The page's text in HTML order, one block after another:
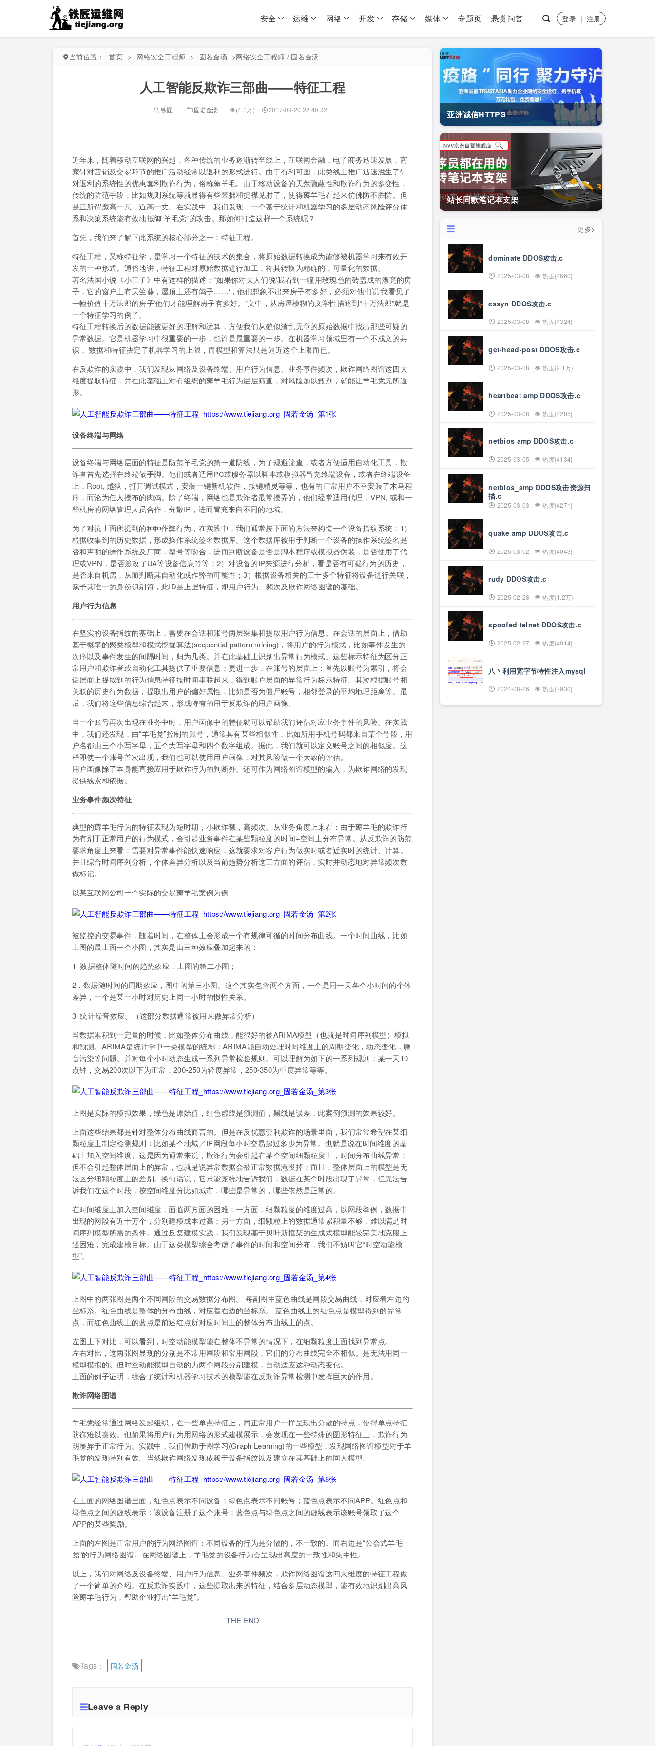
安全 运维 网络 开发 存储 媒体 专题页 悬赏问答 登录 | 注册
当前位置： 首页 > 网络安全工程师 > 固若金汤 >网络安全工程师 / 固若金汤
人工智能反欺诈三部曲——特征工程
铁匠 固若金汤 (4.1万) 2017-03-20 22:40:32
近年来，随着移动互联网的兴起，各种传统的业务逐渐转至线上，互联网金融，电子商务迅速发展，商
家针对营销及交易环节的推广活动经常以返利的形式进行。由于有利可图，此类线上推广迅速滋生了针
对返利的系统性的优惠套利欺诈行为，俗称薅羊毛。由于移动设备的天然隐蔽性和欺诈行为的多变性，
传统的防范手段，比如规则系统等就显得有些笨拙和捉襟见肘了，使得薅羊毛看起来仿佛防不胜防。但
是正所谓魔高一尺，道高一丈。在实践中，我们发现，一个基于统计和机器学习的多层动态风险评分体
系和决策系统能有效地抵御“羊毛党”的攻击。那如何打造这样一个系统呢？
首先，我们来了解下此系统的核心部分之一：特征工程。
特征工程，又称特征学，是学习一个特征的技术的集合，将原始数据转换成为能够被机器学习来有效开
发的一种形式。通俗地讲，特征工程对原始数据进行加工，将其转换为精确的，可量化的数据。
著名法国小说《小王子》中有这样的描述：“如果你对大人们说‘我看到一幢用玫瑰色的砖盖成的漂亮的房
子，它的窗户上有天竺葵，屋顶上还有鸽子……‘，他们想象不出来房子有多好，必须对他们说‘我看见了
一幢价值十万法郎的房子’他们才能理解房子有多好。”文中，从房屋模糊的文学性描述到“十万法郎”就是
一个特征学习的例子。
特征工程转换后的数据能被更好的理解和运算，方便我们从貌似渣乱无章的原始数据中找出那些可疑的
异常数据。它是机器学习中很重要的一步，也许是最重要的一步。在机器学习领域里有一个不成文的共
识， 数据和特征决定了机器学习的上限，而模型和算法只是逼近这个上限而已。
在反欺诈的实践中，我们发现从网络及设备终端、用户行为信息、业务事件频次，欺诈网络图谱这四大
维度提取特征，并在此基础上对有组织的薅羊毛行为层层筛查，对风险加以甄别，就能让羊毛党无所遁
形。
设备终端与网络
设备终端与网络层面的特征是防范羊毛党的第一道防线，为了规避筛查，或者方便适用自动化工具，欺
诈者首先选择在终端做手脚。他们或者适用PC或服务器以脚本或模拟器冒充终端设备，或者在终端设备
上，Root, 越狱，打开调试模式，安装一键新机软件，按键精灵等等，也有的正常用户不幸安装了木马程
序，而沦为任人摆布的肉鸡。除了终端，网络也是欺诈者最常摆弄的，他们经常适用代理，VPN, 或和一
些机房的网络管理人员合作，分散IP，进而冒充来自不同的地域。
为了对抗上面所提到的种种作弊行为，在实践中，我们通常按下面的方法来构造一个设备指纹系统：1）
根据收集到的历史数据，形成操作系统签名数据库。这个数据库被用于判断一个设备的操作系统签名是
否和声明的操作系统及厂商，型号等吻合，进而判断设备是否是脚本程序或模拟器伪装，是否使用了代
理或VPN，是否篡改了UA等设备信息等等；2）对设备的IP来源进行分析，看是否有可疑行为的历史，
是否来自机房，从而判断其自动化或作弊的可能性；3）根据设备相关的三十多个特征将设备进行关联，
赋予其唯一的身份识别符，此ID是上层特征，即用户行为、频次及欺诈网络图谱的基础。
用户行为信息
在坚实的设备指纹的基础上，需要在会话和账号两层采集和提取用户行为信息。在会话的层面上，借助
基于概率的聚类模型和模式挖掘算法(sequential pattern mining)，将用户的行为模式，比如事件发生的
次序以及事件发生的间隔时间，归为几类。并在此基础上识别出异常行为模式。这些标示特征为区分正
常用户和欺诈者或自动化工具提供了重要信息；更进一步，在账号的层面上：首先以账号为索引，将会
话层面上提取到的行为信息特征按时间串联起来，得到账户层面的异常行为标示特征。其次根据账号相
关联的历史行为数据，提取出用户的偏好属性，比如是否为僵尸账号，相邻登录的平均地理距离等。最
后，我们将这些信息综合起来，形成特有的用于反欺诈的用户画像。
当一个账号再次出现在业务中时，用户画像中的特征就可以帮助我们评估对应业务事件的风险。在实践
中，我们还发现，由“羊毛党”控制的账号，通常具有某些相似性，比如所用手机号码都来自某个号段，用
户名都由三个小写字母，五个大写字母和四个数字组成。据此，我们就可以定义账号之间的相似度。这
样即使一个账号首次出现，我们也可以使用用户画像，对其风险做一个大致的评估。
用户画像除了本身能直接应用于欺诈行为的判断外。还可作为网络图谱模型的输入，为欺诈网络的发现
提供线索和依据。
业务事件频次特征
典型的薅羊毛行为的特征表现为短时期，小欺诈额，高频次。从业务角度上来看：由于薅羊毛的欺诈行
为有别于正常用户的行为模式，会引起业务事件在某些颗粒度的时间+空间上分布异常。从反欺诈的防范
要求角度上来看：需要对异常事件能快速响应，这就要求对客户行为做实时或者近实时的统计、计算。
并且综合时间序列分析，个体差异分析以及当前趋势分析这三方面的评估，实时并动态地对异常频次数
做标记。
以某互联网公司一个实际的交易薅羊毛案例为例
被监控的交易事件，随着时间，在整体上会形成一个有规律可循的时间分布曲线。一个时间曲线，比如
上图的最上面一个小图，其实是由三种效应叠加起来的：
1. 数据整体随时间的趋势效应，上图的第二小图；
2．数据随时间的周期效应，图中的第三小图。这个其实包含两个方面，一个是同一天各个小时间的个体
差异，一个是某一小时对历史上同一小时的惯性关系。
3. 统计噪音效应。（这部分数据通常被用来做异常分析）
当数据累积到一定量的时候，比如整体分布曲线，能很好的被ARIMA模型（也就是时间序列模型）模拟
和预测。ARIMA是统计学中一类模型的统称；ARIMA能自动处理时间维度上的周期变化，动态变化，噪
音污染等问题。并对每个小时动态生成一系列异常检验规则。可以理解为如下的一系列规则：某一天10
点钟，交易200次以下为正常，200-250为轻度异常，250-350为重度异常等等。
上图是实际的模拟效果，绿色是原始值，红色虚线是预测值，黑线是误差，此案例预测的效果较好。
上面这些结果都是针对整体分布曲线而言的。但是在反优惠套利欺诈的场景里面，我们常常希望在某细
颗粒度上制定检测规则：比如某个地域／IP网段每小时交易超过多少为异常。也就是说在时间维度的基
础上加入空间维度。这是因为通常来说，欺诈行为会引起在某个空间细颗粒度上，时间分布曲线异常；
但不会引起整体层面上的异常，也就是说异常数据会被正常数据淹没掉；而且，整体层面上的模型是无
法区分细颗粒度上的差别。换句话说，它只能笼统地告诉我们，数据在某个时段出现了异常，但无法告
诉我们在这个时段，按空间维度分比如城市，哪些是异常的，哪些依然是正常的。
在时间维度上加入空间维度，面临两方面的困难：一方面，细颗粒度的维度过高，以网段举例，数据中
出现的网段有近十万个，分别建模成本过高；另一方面，细颗粒上的数据通常累积量不够，难以满足时
间序列模型所需的条件。通过反复建模实践，我们发现基于贝叶斯框架的生成式模型能较完美地克服上
述困难，完成建模目标。由于这类模型综合考虑了事件的时间和空间分布，我们不妨叫它“时空动能模
型”。
上图中的两张图是两个不同网段的交易数据分布图。 每副图中蓝色曲线是网段交易曲线，对应着左边的
坐标系。红色曲线是整体的分布曲线，对应着右边的坐标系。 蓝色曲线上的红色点是模型得到的异常
点，而红色曲线上的蓝点是前述红点所对应时间上的整体分布曲线上的点。
左图上下对比，可以看到，时空动能模型能在整体不异常的情况下，在细颗粒度上面找到异常点。
左右对比，这两张图显现的分别是不常用网段和常用网段，它们的分布曲线完全不相似。是无法用同一
模型模拟的。但时空动能模型自动的为两个网段分别建模，自动适应这种动态变化。
上面的例子证明，综合了统计和机器学习技术的模型能在反欺诈异常检测中发挥巨大的作用。
欺诈网络图谱
羊毛党经常通过网络发起组织，在一些单点特征上，同正常用户一样呈现出分散的特点，使得单点特征
防御难以奏效。但如果将用户行为用网络的形式建模展示，会发现在一些特殊的图形特征上，欺诈行为
明显异于正常行为。实践中，我们借助于图学习(Graph Learning)的一些模型，发现网络图谱模型对于羊
毛党的发现特别有效。当然欺诈网络发现依赖于设备指纹以及建立在其基础上的同人模型。
在上面的网络图谱里面，红色点表示不同设备；绿色点表示不同账号；蓝色点表示不同APP。红色点和
绿色点之间的虚线表示：该设备注册了这个账号；蓝色点与绿色点之间的虚线表示该账号领取了这个
APP的某些奖励。
上面的左图是正常用户的行为网络图谱：不同设备的行为是分散的，不一致的。而右边是“公会式羊毛
党”的行为网络图谱。在网络图谱上，羊毛党的设备行为会呈现出高度的一致性和集中性。
以上，我们对网络及设备终端、用户行为信息、业务事件频次，欺诈网络图谱这四大维度的特征工程做
了一个简单的介绍。在反欺诈实践中，这些提取出来的特征，结合多层动态模型，能有效地识别出高风
险薅羊毛行为，帮助企业打击“羊毛党”。
THE END
Tags： 固若金汤
Leave a Reply
亚洲诚信HTTPS
站长同款笔记本支架
更多>
dominate DDOS攻击.c
2025-03-08 热度{4660}
essyn DDOS攻击.c
2025-03-08 热度{4324}
get-head-post DDOS攻击.c
2025-03-08 热度{2.1万}
heartbeat amp DDOS攻击.c
2025-03-08 热度{4205}
netbios amp DDOS攻击.c
2025-03-05 热度{4134}
netbios_amp DDOS攻击资源扫
描.c
2025-03-03 热度{4271}
quake amp DDOS攻击.c
2025-03-02 热度{4043}
rudy DDOS攻击.c
2025-02-28 热度{1.2万}
spoofed telnet DDOS攻击.c
2025-02-27 热度{4014}
八丶利用宽字节特性注入mysql
2024-08-26 热度{7930}